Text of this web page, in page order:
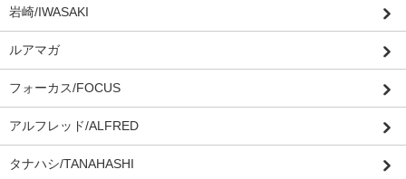
岩崎/IWASAKI
ルアマガ
フォーカス/FOCUS
アルフレッド/ALFRED
タナハシ/TANAHASHI